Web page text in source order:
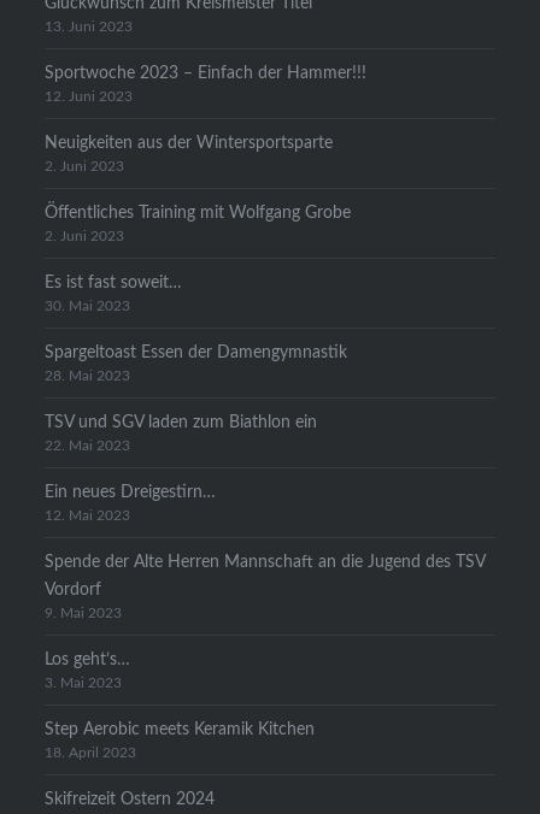
13. Juni 2023
Sportwoche 2023 – Einfach der Hammer!!!
12. Juni 2023
Neuigkeiten aus der Wintersportsparte
2. Juni 2023
Öffentliches Training mit Wolfgang Grobe
2. Juni 2023
Es ist fast soweit…
30. Mai 2023
Spargeltoast Essen der Damengymnastik
28. Mai 2023
TSV und SGV laden zum Biathlon ein
22. Mai 2023
Ein neues Dreigestirn…
12. Mai 2023
Spende der Alte Herren Mannschaft an die Jugend des TSV
Vordorf
9. Mai 2023
Los geht’s…
3. Mai 2023
Step Aerobic meets Keramik Kitchen
18. April 2023
Skifreizeit Ostern 2024